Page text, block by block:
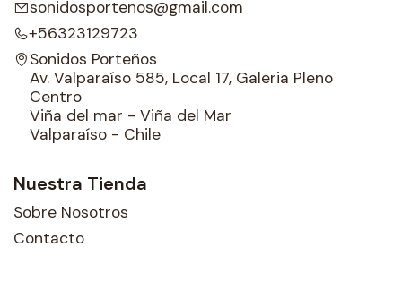
sonidosportenos@gmail.com
+56323129723
Sonidos Porteños
Av. Valparaíso 585, Local 17, Galeria Pleno
Centro
Viña del mar - Viña del Mar
Valparaíso - Chile
Nuestra Tienda
Sobre Nosotros
Contacto